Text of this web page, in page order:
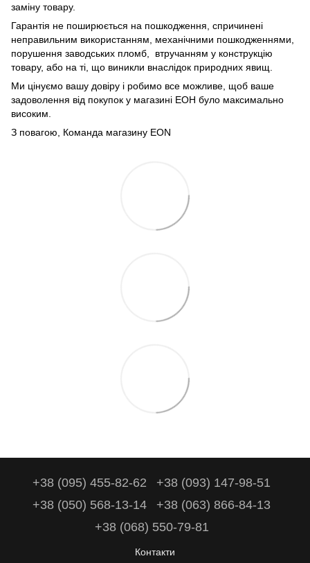
заміну товару.
Гарантія не поширюється на пошкодження, спричинені
неправильним використанням, механічними пошкодженнями,
порушення заводських пломб, втручанням у конструкцію
товару, або на ті, що виникли внаслідок природних явищ.
Ми цінуємо вашу довіру і робимо все можливе, щоб ваше
задоволення від покупок у магазині ЕОН було максимально
високим.
З повагою, Команда магазину EON
+38 (095) 455-82-62
+38 (093) 147-98-51
+38 (050) 568-13-14
+38 (063) 866-84-13
+38 (068) 550-79-81
Контакти